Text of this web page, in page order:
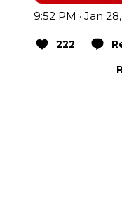
9:52 PM · Jan
222